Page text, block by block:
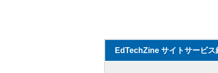
EdTechZine サイトサービス